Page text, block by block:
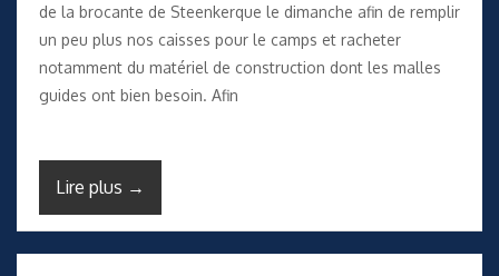
de la brocante de Steenkerque le dimanche afin de remplir
un peu plus nos caisses pour le camps et racheter
notamment du matériel de construction dont les malles
guides ont bien besoin. Afin
Lire plus →